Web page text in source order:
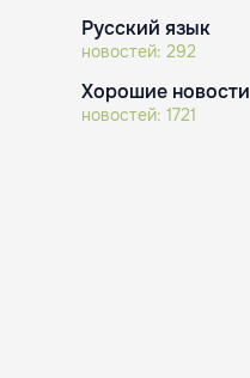
Русский язык
новостей: 292
Хорошие новости
новостей: 1721